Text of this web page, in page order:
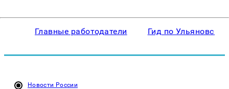
Главные работодатели Гид по Ульяновску
Новости России